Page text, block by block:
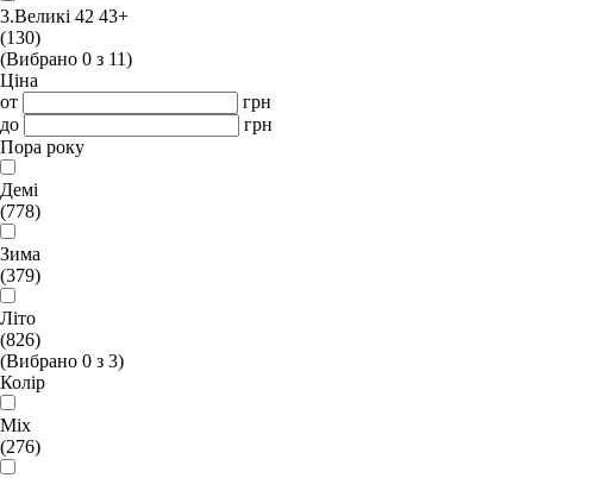
3.Великі 42 43+
(130)
(Вибрано 0 з 11)
Ціна
от
грн
до
грн
Пора року
Демі
(778)
Зима
(379)
Літо
(826)
(Вибрано 0 з 3)
Колір
Mix
(276)